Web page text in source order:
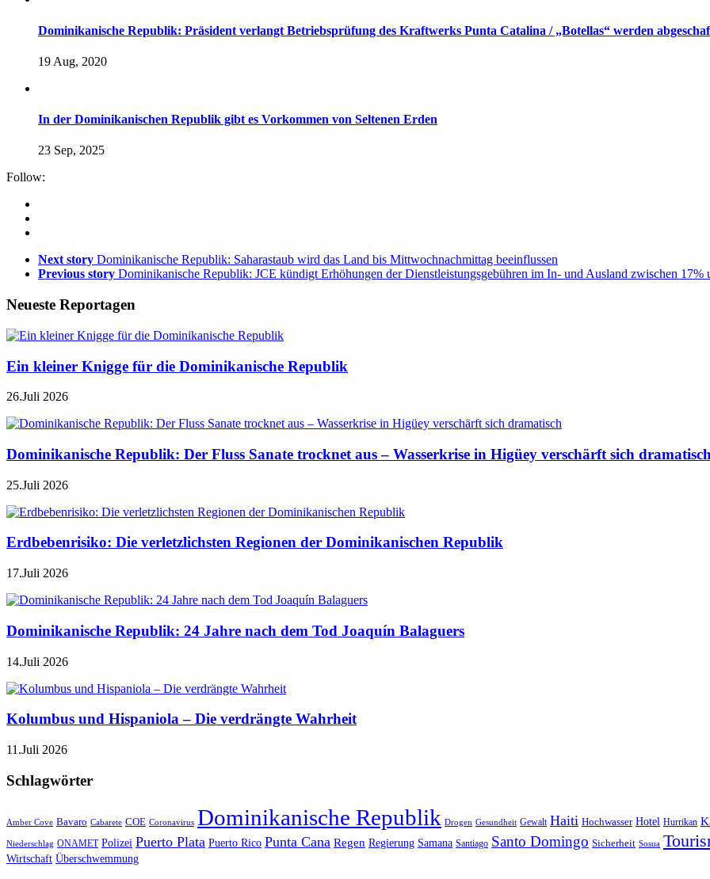
Dominikanische Republik: Präsident verlangt Betriebsprüfung des Kraftwerks Punta Catalina / „Botellas“ werden
19 Aug, 2020
In der Dominikanischen Republik gibt es Vorkommen von Seltenen Erden
23 Sep, 2025
Follow:
Next story Dominikanische Republik: Saharastaub wird das Land bis Mittwochnachmittag beeinflussen
Previous story Dominikanische Republik: JCE kündigt Erhöhungen der Dienstleistungsgebühren im In- und Ausland zwischen 17%
Neueste Reportagen
Ein kleiner Knigge für die Dominikanische Republik
26.Juli 2026
Dominikanische Republik: Der Fluss Sanate trocknet aus – Wasserkrise in Higüey verschärft sich
25.Juli 2026
Erdbebenrisiko: Die verletzlichsten Regionen der Dominikanischen Republik
17.Juli 2026
Dominikanische Republik: 24 Jahre nach dem Tod Joaquín Balaguers
14.Juli 2026
Kolumbus und Hispaniola – Die verdrängte Wahrheit
11.Juli 2026
Schlagwörter
Amber Cove Bavaro Cabarete COE Coronavirus Dominikanische Republik Drogen Gesundheit Gewalt Haiti Hochwasser Hotel Hurrikan
Niederschlag ONAMET Polizei Puerto Plata Puerto Rico Punta Cana Regen Regierung Samana Santiago Santo Domingo Sicherheit Sosua
Wirtschaft Überschwemmung